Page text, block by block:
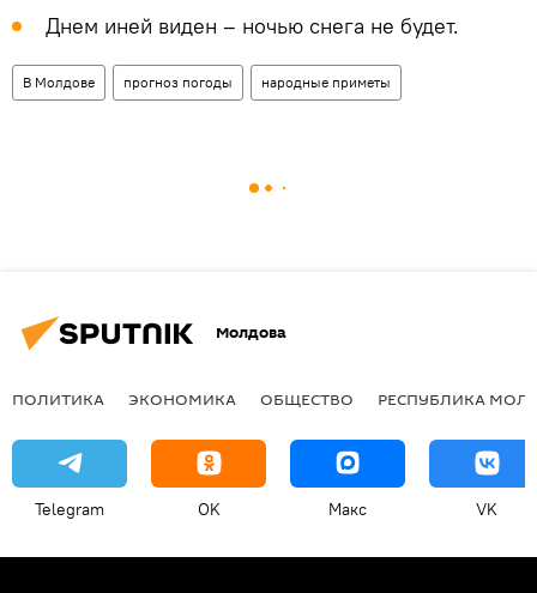
Днем иней виден – ночью снега не будет.
В Молдове прогноз погоды народные приметы
Молдова
ПОЛИТИКА ЭКОНОМИКА ОБЩЕСТВО РЕСПУБЛИКА
Telegram OK Макс VK